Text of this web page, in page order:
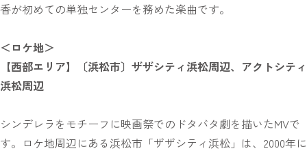
香が初めての単独センターを務めた楽曲です。
＜ロケ地＞
【西部エリア】〔浜松市〕ザザシティ浜松周辺、アクトシティ
浜松周辺
シンデレラをモチーフに映画祭でのドタバタ劇を描いたMVで
す。ロケ地周辺にある浜松市「ザザシティ浜松」は、2000年に